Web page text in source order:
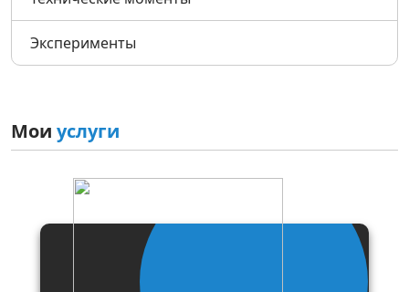
Эксперименты
Мои услуги